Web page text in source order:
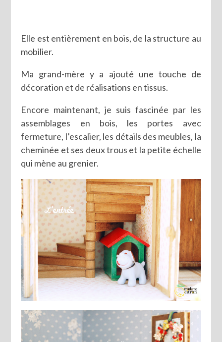
Elle est entièrement en bois, de la structure au
mobilier.
Ma grand-mère y a ajouté une touche de
décoration et de réalisations en tissus.
Encore maintenant, je suis fascinée par les
assemblages en bois, les portes avec
fermeture, l’escalier, les détails des meubles, la
cheminée et ses deux trous et la petite échelle
qui mène au grenier.